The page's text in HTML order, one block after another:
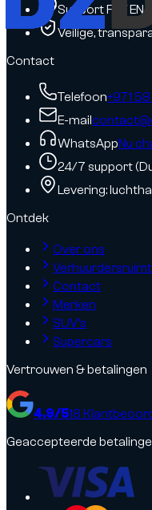
Support FR / EN /
Veilige,
Contact
Telefoon+971
E-mail
WhatsAppNu
24/7 support
Levering:
Ontdek
Over ons
Contact
Merken
SUV's
Supercars
Vertrouwen & betalingen
4.9/518
Geaccepteerde